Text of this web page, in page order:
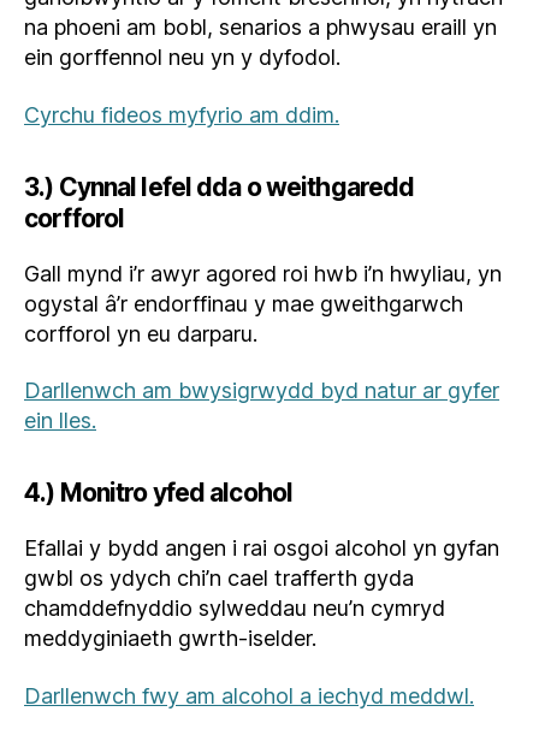
na phoeni am bobl, senarios a phwysau eraill yn
ein gorffennol neu yn y dyfodol.
Cyrchu fideos myfyrio am ddim.
3.) Cynnal lefel dda o weithgaredd
corfforol
Gall mynd i’r awyr agored roi hwb i’n hwyliau, yn
ogystal â’r endorffinau y mae gweithgarwch
corfforol yn eu darparu.
Darllenwch am bwysigrwydd byd natur ar gyfer
ein lles.
4.) Monitro yfed alcohol
Efallai y bydd angen i rai osgoi alcohol yn gyfan
gwbl os ydych chi’n cael trafferth gyda
chamddefnyddio sylweddau neu’n cymryd
meddyginiaeth gwrth-iselder.
Darllenwch fwy am alcohol a iechyd meddwl.